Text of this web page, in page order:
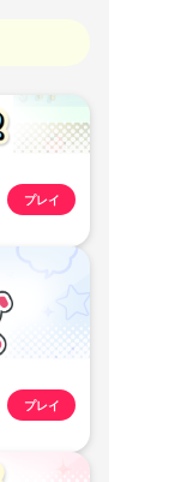
プレイ
プレイ